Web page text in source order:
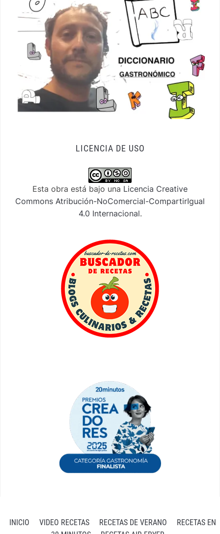
LICENCIA DE USO
Esta obra está bajo una Licencia Creative
Commons Atribución-NoComercial-CompartirIgual
4.0 Internacional.
INICIO VIDEO RECETAS RECETAS DE VERANO
RECETAS EN